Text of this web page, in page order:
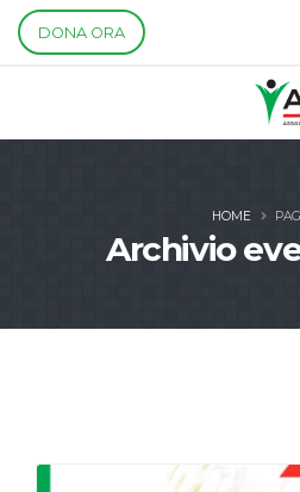
DONA ORA
Archivio
HOME